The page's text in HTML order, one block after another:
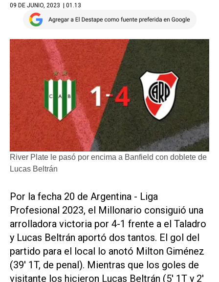
09 DE JUNIO, 2023 | 01.13
River Plate le pasó por encima a Banfield con doblete de
Lucas Beltrán
Por la fecha 20 de Argentina - Liga
Profesional 2023, el Millonario consiguió una
arrolladora victoria por 4-1 frente a el Taladro
y Lucas Beltrán aportó dos tantos. El gol del
partido para el local lo anotó Milton Giménez
(39' 1T, de penal). Mientras que los goles de
visitante los hicieron Lucas Beltrán (5' 1T y 2'